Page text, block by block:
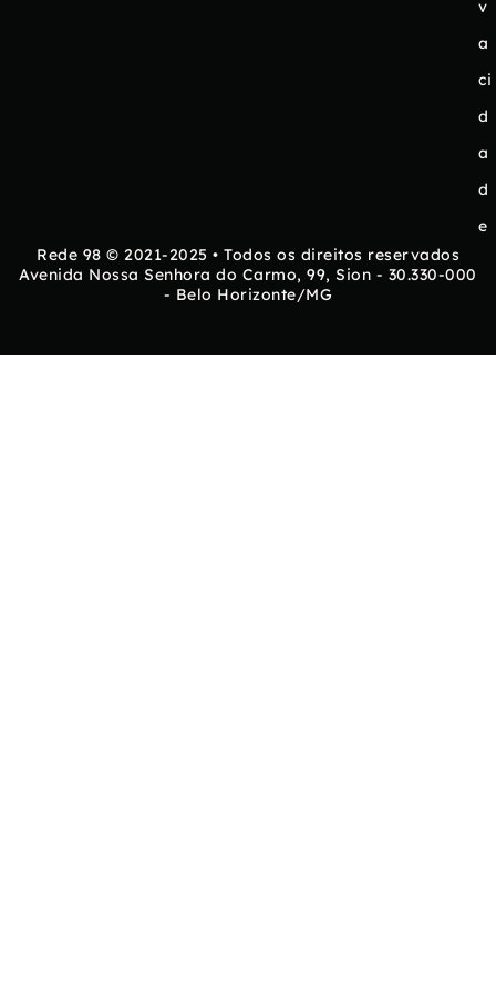
v
a
ci
d
a
d
e
Rede 98 © 2021-2025 • Todos os direitos reservados
Avenida Nossa Senhora do Carmo, 99, Sion - 30.330-000
- Belo Horizonte/MG